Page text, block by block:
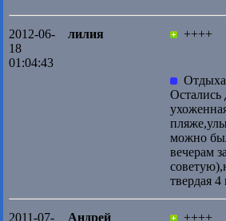
2012-06-
18
01:04:43
лилия ++++
можно
вечерам
твердая
2011-07- Андрей ++++